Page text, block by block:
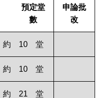
預定堂
數
申論批
改
約 10 堂
約 10 堂
約 21 堂